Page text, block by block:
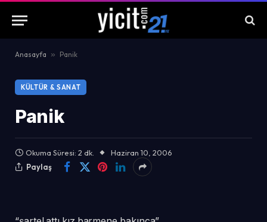
Anasayfa » Panik
KÜLTÜR & SANAT
Panik
Okuma Süresi: 2 dk.
Haziran 10, 2006
Paylaş